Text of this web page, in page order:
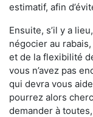
estimatif, afin
Ensuite, s’il y a
négocier au
et de la flexibilité
vous n’avez pas
qui devra vous
pourrez alors
demander à